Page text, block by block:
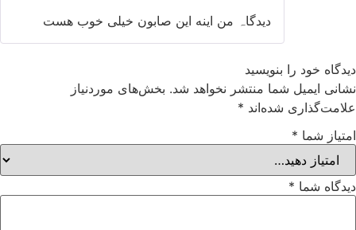
دیدگاہ من اینه این صابون خیلی خوب ھست
خود را بنویسید
ایمیل شما منتشر نخواهد شد. بخش‌های موردنیاز
شده‌اند *
شما *
شما *